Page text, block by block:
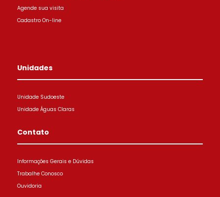
Agende sua visita
Cadastro On-line
Unidades
Unidade Sudoeste
Unidade Águas Claras
Contato
Informações Gerais e Dúvidas
Trabalhe Conosco
Ouvidoria